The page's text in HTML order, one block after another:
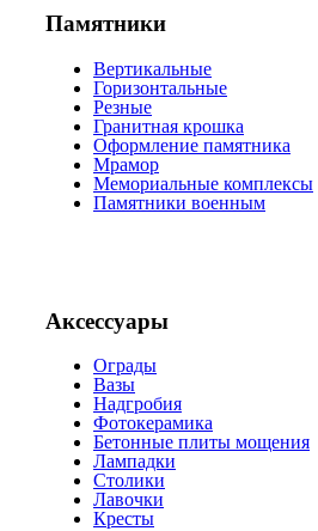
Памятники
Вертикальные
Горизонтальные
Резные
Гранитная крошка
Оформление памятника
Мрамор
Мемориальные комплексы
Памятники военным
Аксессуары
Ограды
Вазы
Надгробия
Фотокерамика
Бетонные плиты мощения
Лампадки
Столики
Лавочки
Кресты